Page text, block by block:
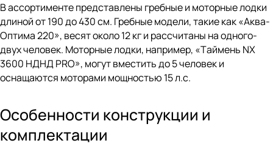
В ассортименте представлены гребные и моторные лодки
длиной от 190 до 430 см. Гребные модели, такие как «Аква-
Оптима 220», весят около 12 кг и рассчитаны на одного-
двух человек. Моторные лодки, например, «Таймень NX
3600 НДНД PRO», могут вместить до 5 человек и
оснащаются моторами мощностью 15 л.с.
Особенности конструкции и
комплектации